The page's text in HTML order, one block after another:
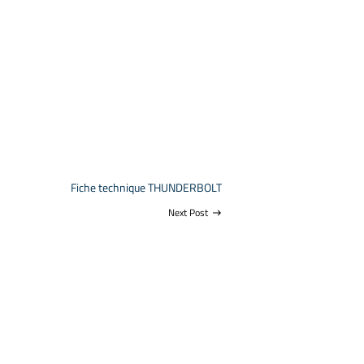
Fiche technique THUNDERBOLT
Next Post east